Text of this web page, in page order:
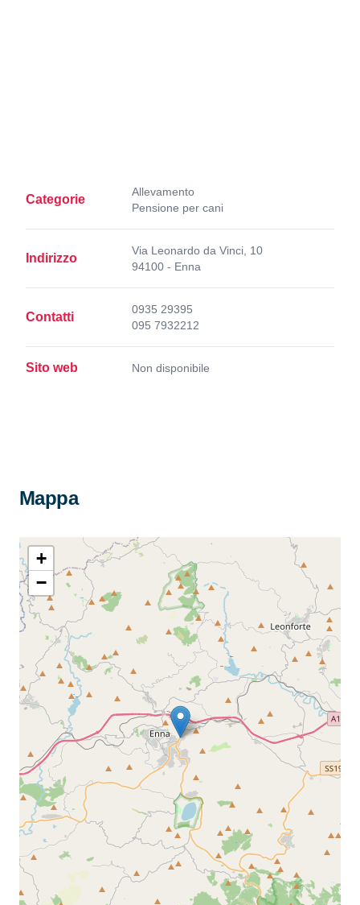
Categorie
Allevamento
Pensione per cani
Indirizzo
Via Leonardo da Vinci, 10
94100 - Enna
Contatti
0935 29395
095 7932212
Sito web Non disponibile
Mappa
+
−